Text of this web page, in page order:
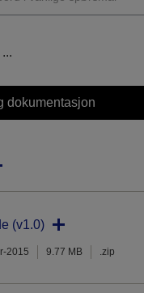
dokumentasjon
(v1.0)
2015 9.77 MB .zip